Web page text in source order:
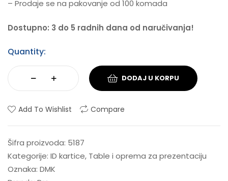
– Prodaje se na pakovanje od 100 komada
Dostupno: 3 do 5 radnih dana od naručivanja!
Quantity:
DODAJ U KORPU
Add To Wishlist Compare
Šifra proizvoda: 5187
Kategorije: ID kartice, Table i oprema za prezentaciju
Oznaka: DMK